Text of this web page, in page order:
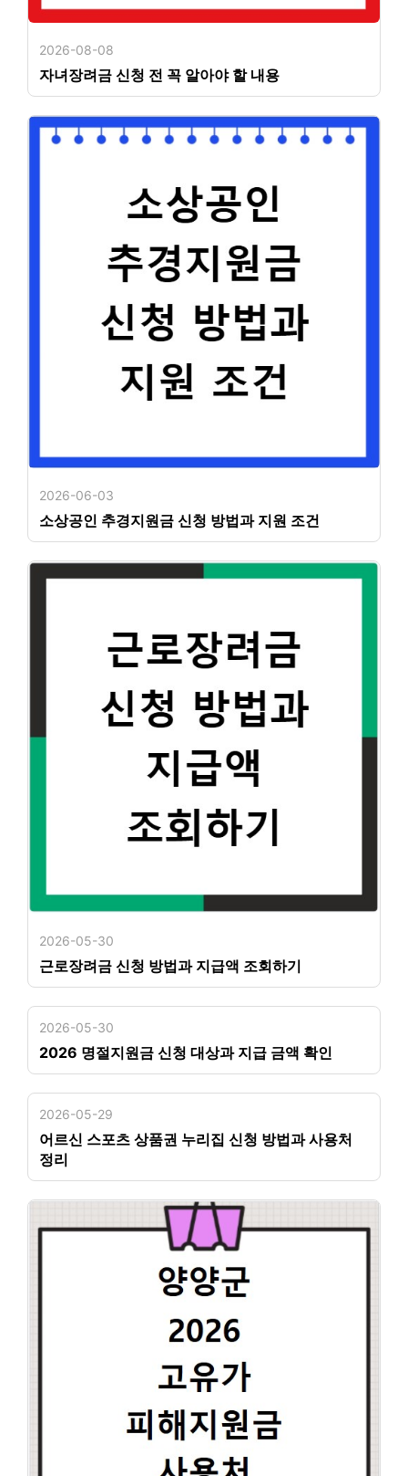
2026-08-08
자녀장려금 신청 전 꼭 알아야 할 내용
2026-06-03
소상공인 추경지원금 신청 방법과 지원 조건
2026-05-30
근로장려금 신청 방법과 지급액 조회하기
2026-05-30
2026 명절지원금 신청 대상과 지급 금액 확인
2026-05-29
어르신 스포츠 상품권 누리집 신청 방법과 사용처
정리